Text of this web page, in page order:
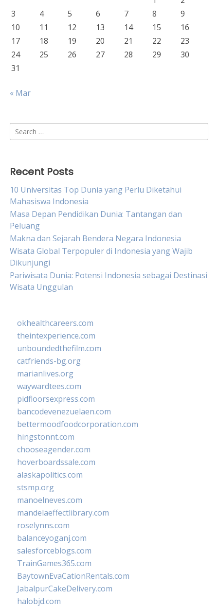
3
4 5 6 7 8
9
10
11 12 13 14 15
16
17
18 19 20 21 22
23
24
25 26 27 28 29
30
31
« Mar
Search
for:
Recent Posts
10 Universitas Top Dunia yang Perlu Diketahui
Mahasiswa Indonesia
Masa Depan Pendidikan Dunia: Tantangan dan
Peluang
Makna dan Sejarah Bendera Negara Indonesia
Wisata Global Terpopuler di Indonesia yang Wajib
Dikunjungi
Pariwisata Dunia: Potensi Indonesia sebagai Destinasi
Wisata Unggulan
okhealthcareers.com
theintexperience.com
unboundedthefilm.com
catfriends-bg.org
marianlives.org
waywardtees.com
pidfloorsexpress.com
bancodevenezuelaen.com
bettermoodfoodcorporation.com
hingstonnt.com
chooseagender.com
hoverboardssale.com
alaskapolitics.com
stsmp.org
manoelneves.com
mandelaeffectlibrary.com
roselynns.com
balanceyoganj.com
salesforceblogs.com
TrainGames365.com
BaytownEvaCationRentals.com
JabalpurCakeDelivery.com
halobjd.com